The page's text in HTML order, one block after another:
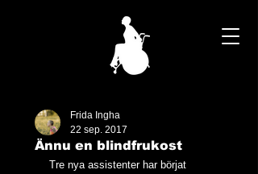
Ännu en blindfrukost
Frida Ingha
22 sep. 2017
Tre nya assistenter har börjat